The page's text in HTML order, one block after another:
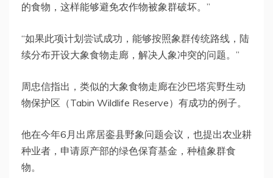
的食物，这样能够避免农作物被象群破坏。”
“如果此项计划尝试成功，能够按照象群传统路线，陆
续分布开设大象食物走廊，解决人象冲突的问题。”
周忠信指出，类似的大象食物走廊在沙巴塔宾野生动
物保护区（Tabin Wildlife Reserve）有成功的例子。
他在今年6月出席居銮县野象问题会议，也提出农业耕
种业者，申请原产部的绿色保育基金，种植象群食
物。